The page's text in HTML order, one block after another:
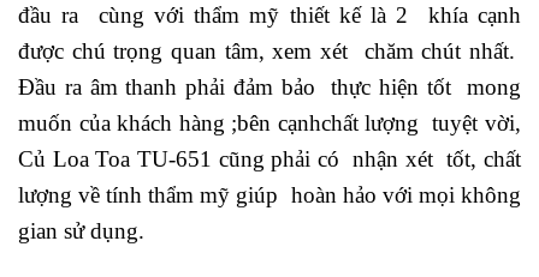
đầu ra cùng với thẩm mỹ thiết kế là 2 khía cạnh
được chú trọng quan tâm, xem xét chăm chút nhất.
Đầu ra âm thanh phải đảm bảo thực hiện tốt mong
muốn của khách hàng ;bên cạnhchất lượng tuyệt vời,
Củ Loa Toa TU-651 cũng phải có nhận xét tốt, chất
lượng về tính thẩm mỹ giúp hoàn hảo với mọi không
gian sử dụng.